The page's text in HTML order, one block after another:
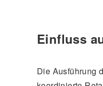
Einfluss
Die Ausführung